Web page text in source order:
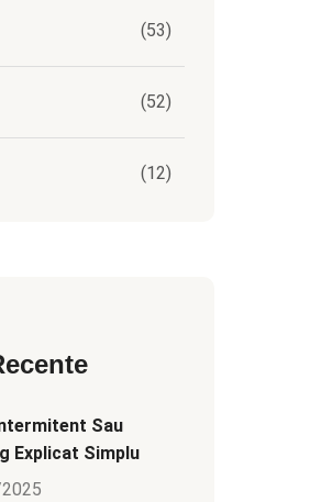
(53)
(52)
(12)
Sau
Explicat Simplu